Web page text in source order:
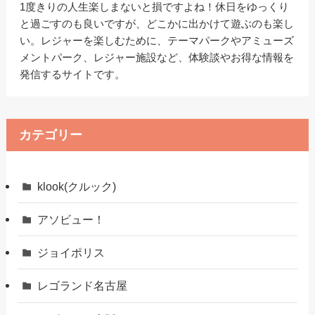
1度きりの人生楽しまないと損ですよね！休日をゆっくり
と過ごすのも良いですが、どこかに出かけて遊ぶのも楽し
い。レジャーを楽しむために、テーマパークやアミューズ
メントパーク、レジャー施設など、体験談やお得な情報を
発信するサイトです。
カテゴリー
klook(クルック)
アソビュー！
ジョイポリス
レゴランド名古屋